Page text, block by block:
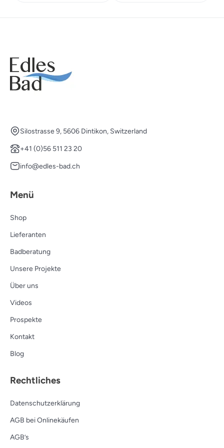
Silostrasse 9, 5606 Dintikon, Switzerland
+41 (0)56 511 23 20
info@edles-bad.ch
Menü
Shop
Lieferanten
Badberatung
Unsere Projekte
Über uns
Videos
Prospekte
Kontakt
Blog
Rechtliches
Datenschutzerklärung
AGB bei Onlinekäufen
AGB’s